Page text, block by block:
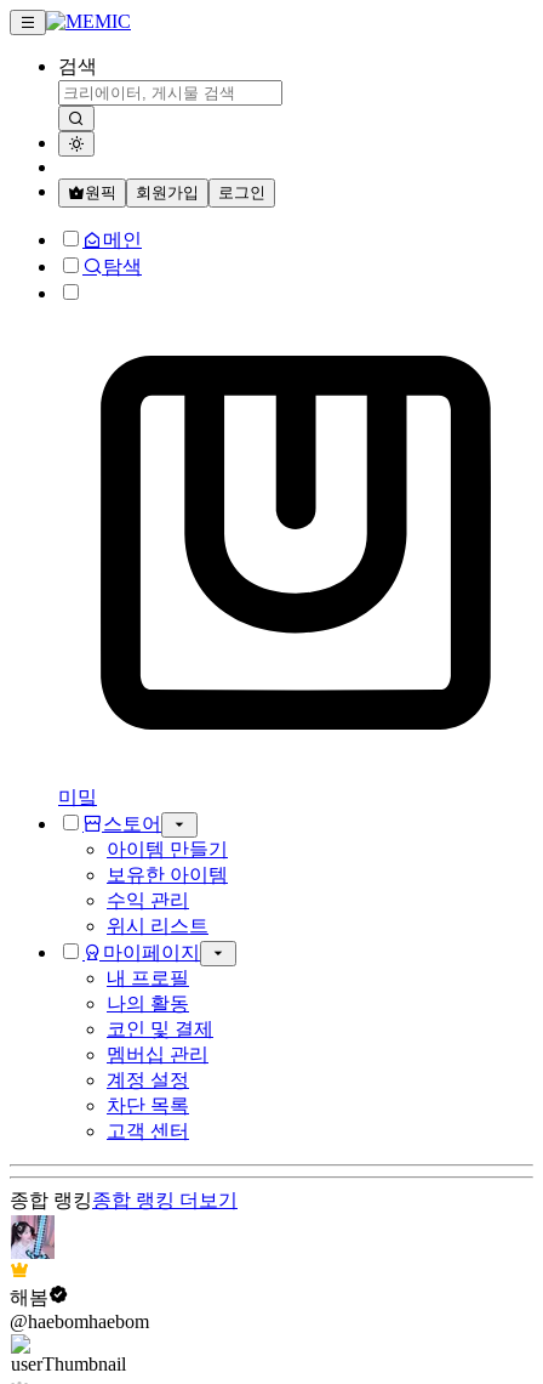
검색
원픽 회원가입 로그인
메인
탐색
미밐
스토어
아이템 만들기
보유한 아이템
수익 관리
위시 리스트
마이페이지
내 프로필
나의 활동
코인 및 결제
멤버십 관리
계정 설정
차단 목록
고객 센터
종합 랭킹종합 랭킹 더보기
해봄
@haebomhaebom